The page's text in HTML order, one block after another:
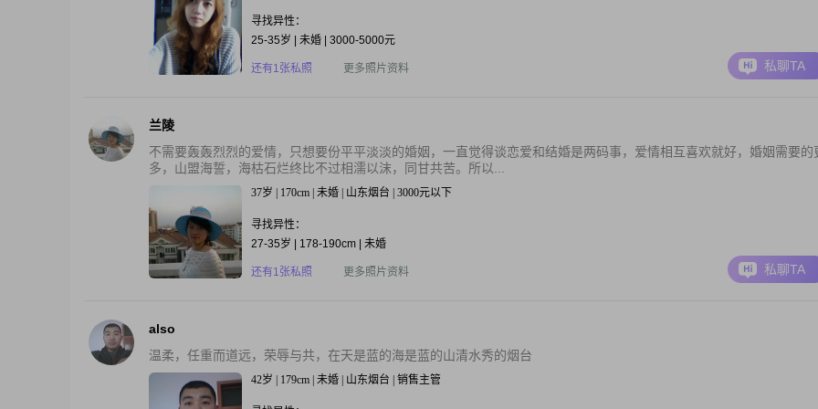
寻找异性：
25-35岁 | 未婚 | 3000-5000元
还有1张私照 更多照片资料 私聊TA
兰陵
不需要轰轰烈烈的爱情，只想要份平平淡淡的婚姻，一直觉得谈恋爱和结婚是两码事，爱情相互喜欢就好，婚姻需要的
多，山盟海誓，海枯石烂终比不过相濡以沫，同甘共苦。所以...
37岁 | 170cm | 未婚 | 山东烟台 | 3000元以下
寻找异性：
27-35岁 | 178-190cm | 未婚
还有1张私照 更多照片资料 私聊TA
also
温柔，任重而道远，荣辱与共，在天是蓝的海是蓝的山清水秀的烟台
42岁 | 179cm | 未婚 | 山东烟台 | 销售主管